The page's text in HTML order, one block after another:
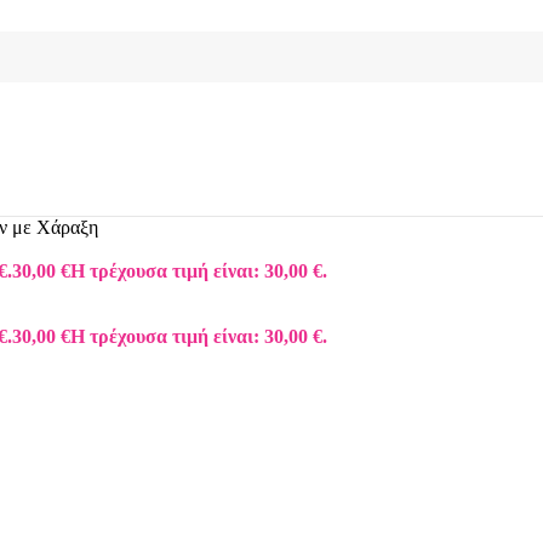
με Χάραξη
30,00 €Η τρέχουσα τιμή είναι: 30,00 €.
30,00 €Η τρέχουσα τιμή είναι: 30,00 €.